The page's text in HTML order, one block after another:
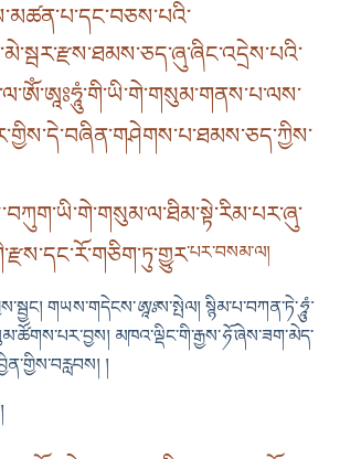
་པར་བསམ་ལ།
གཡས་གདེངས་ཨཱཿས་སྤེལ། སྙིམ་པ་བཀན་ཏེ་ཧཱུཾ་
མཁའ་ལྡིང་གི་རྒྱས་ཧོ་ཞེས་ཟག་མེད་
།